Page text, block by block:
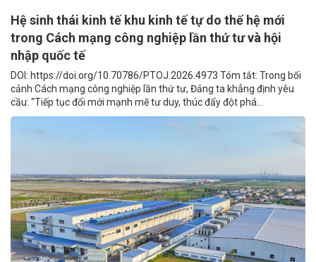
Hệ sinh thái kinh tế khu kinh tế tự do thế hệ mới
trong Cách mạng công nghiệp lần thứ tư và hội
nhập quốc tế
DOI: https://doi.org/10.70786/PTOJ.2026.4973 Tóm tắt: Trong bối
cảnh Cách mạng công nghiệp lần thứ tư, Đảng ta khẳng định yêu
cầu: “Tiếp tục đổi mới mạnh mẽ tư duy, thúc đẩy đột phá...